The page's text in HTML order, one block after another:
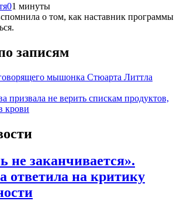
01 минуты
о том, как наставник программы
записям
мышонка Стюарта Литтла
призвала не верить спискам продуктов,
крови
не заканчивается».
ответила на критику